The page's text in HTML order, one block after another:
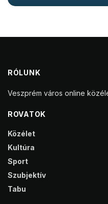
RÓLUNK
Veszprém város online
ROVATOK
Közélet
Kultúra
Sport
Szubjektív
Tabu